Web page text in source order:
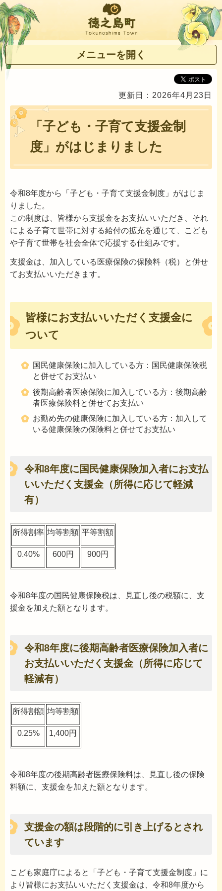
徳之島町
メニューを開く
更新日：2026年4月23日
「子ども・子育て支援金制
度」がはじまりました
令和8年度から「子ども・子育て支援金制度」がはじま
りました。
この制度は、皆様から支援金をお支払いいただき、それ
による子育て世帯に対する給付の拡充を通じて、こども
や子育て世帯を社会全体で応援する仕組みです。
支援金は、加入している医療保険の保険料（税）と併せ
てお支払いいただきます。
皆様にお支払いいただく支援金に
ついて
国民健康保険に加入している方：国民健康保険税
と併せてお支払い
後期高齢者医療保険に加入している方：後期高齢
者医療保険料と併せてお支払い
お勤め先の健康保険に加入している方：加入して
いる健康保険の保険料と併せてお支払い
令和8年度に国民健康保険加入者にお支払
いいただく支援金（所得に応じて軽減
有）
所得割率 均等割額 平等割額
0.40% 600円 900円
令和8年度の国民健康保険税は、見直し後の税額に、支
援金を加えた額となります。
令和8年度に後期高齢者医療保険加入者に
お支払いいただく支援金（所得に応じて
軽減有）
所得割額 均等割額
0.25% 1,400円
令和8年度の後期高齢者医療保険料は、見直し後の保険
料額に、支援金を加えた額となります。
支援金の額は段階的に引き上げるとされ
ています
こども家庭庁によると「子ども・子育て支援金制度」に
より皆様にお支払いいただく支援金は、令和8年度から